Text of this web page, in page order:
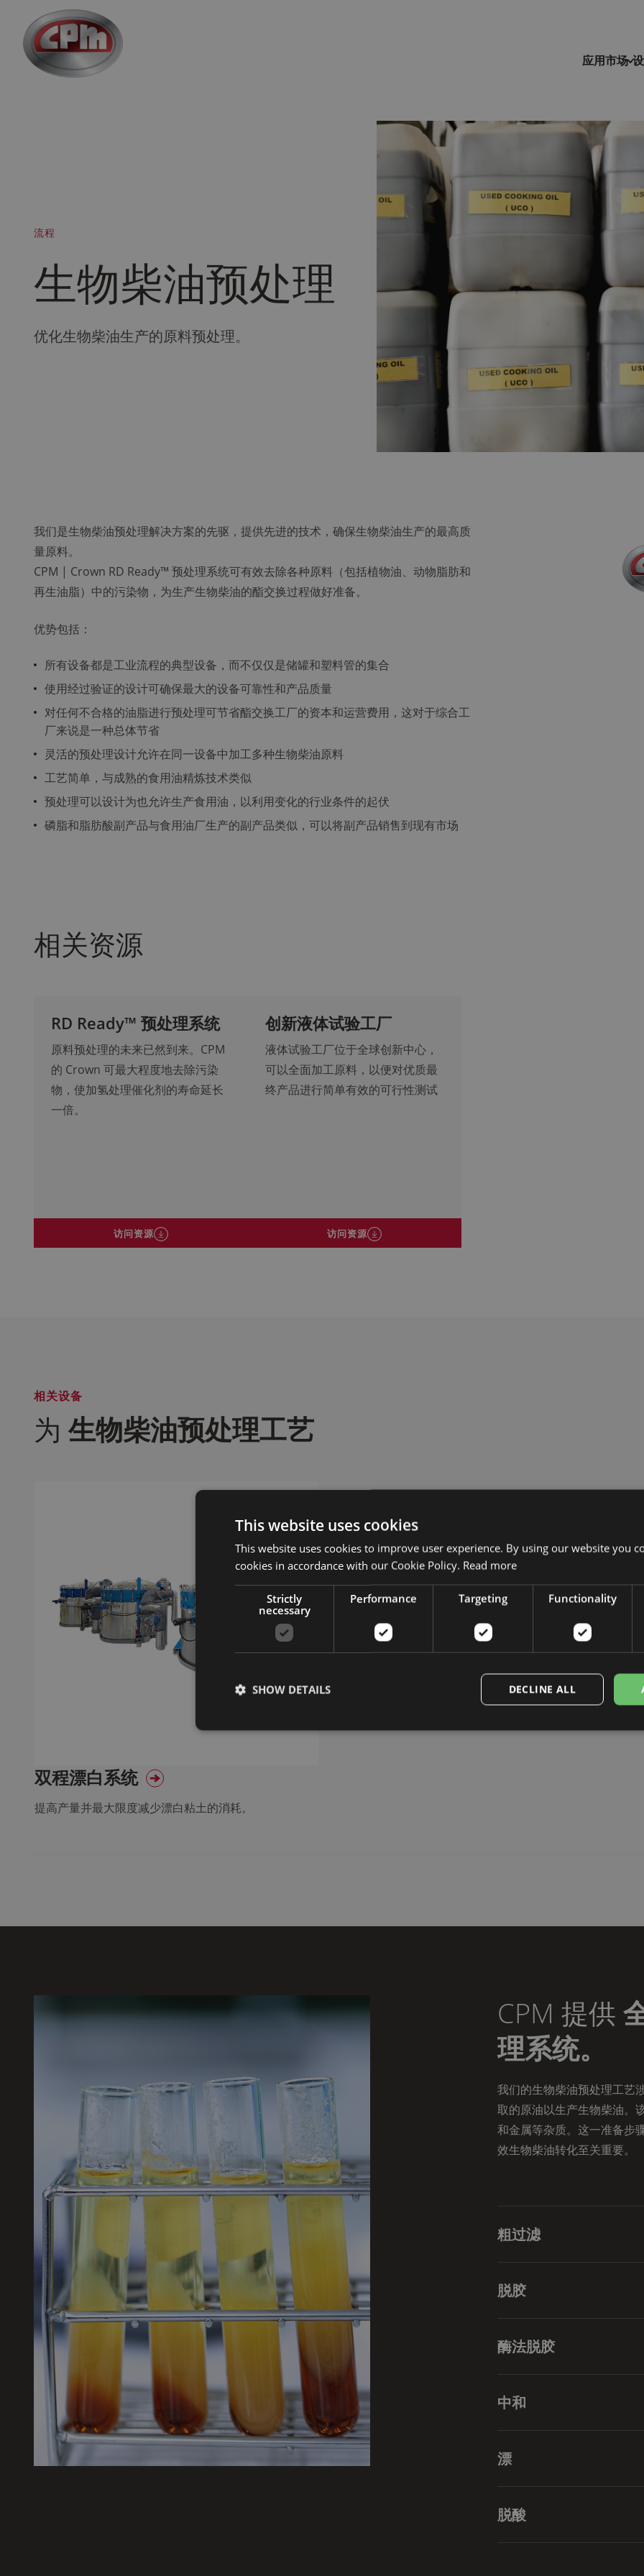
至
主
应用市场
流程
生物柴油预处理
优化生物柴油生产的原料预处理。
我们是生物柴油预处理解决方案的先驱，提供先进的技术，确保生物柴油生产的最高质
量原料。
CPM | Crown RD Ready™ 预处理系统可有效去除各种原料（包括植物油、动物脂肪和
再生油脂）中的污染物，为生产生物柴油的酯交换过程做好准备。
优势包括：
所有设备都是工业流程的典型设备，而不仅仅是储罐和塑料管的集合
使用经过验证的设计可确保最大的设备可靠性和产品质量
对任何不合格的油脂进行预处理可节省酯交换工厂的资本和运营费用，这对于综合工
厂来说是一种总体节省
灵活的预处理设计允许在同一设备中加工多种生物柴油原料
工艺简单，与成熟的食用油精炼技术类似
预处理可以设计为也允许生产食用油，以利用变化的行业条件的起伏
磷脂和脂肪酸副产品与食用油厂生产的副产品类似，可以将副产品销售到现有市场
相关资源
RD Ready™ 预处理系统
原料预处理的未来已然到来。CPM
的 Crown 可最大程度地去除污染
物，使加氢处理催化剂的寿命延长
一倍。
访问资源
创新液体试验工厂
液体试验工厂位于全球创新中心，
可以全面加工原料，以便对优质最
终产品进行简单有效的可行性测试
访问资源
相关设备
为 生物柴油预处理工艺
双程漂白系统
提高产量并最大限度减少漂白粘土的消耗。
CPM 提供
理系统。
我们的生物柴油预处理工艺
取的原油以生产生物柴油。
和金属等杂质。这一准备步
效生物柴油转化至关重要。
粗过滤
脱胶
酶法脱胶
中和
漂
过程。
脱酸
This website uses cookies
This website uses cookies to improve user experience. By using our website you
cookies in accordance with our Cookie Policy. Read more
Strictly
necessary
Performance Targeting Functionality
DECLINE ALL
SHOW DETAILS